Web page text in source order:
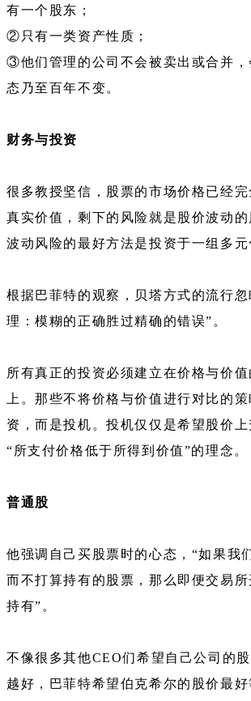
有一个股东；
②只有一类资产性质；
③他们管理的公司不会被卖出或合并，
态乃至百年不变。
财务与投资
很多教授坚信，股票的市场价格已经
真实价值，剩下的风险就是股价波动
波动风险的最好方法是投资于一组多元
根据巴菲特的观察，贝塔方式的流行
理：模糊的正确胜过精确的错误”。
所有真正的投资必须建立在价格与价
上。那些不将价格与价值进行对比的
资，而是投机。投机仅仅是希望股价
“所支付价格低于所得到价值”的理念。
普通股
他强调自己买股票时的心态，“如果我
而不打算持有的股票，那么即便交易
持有”。
不像很多其他CEO们希望自己公司的
越好，巴菲特希望伯克希尔的股价最